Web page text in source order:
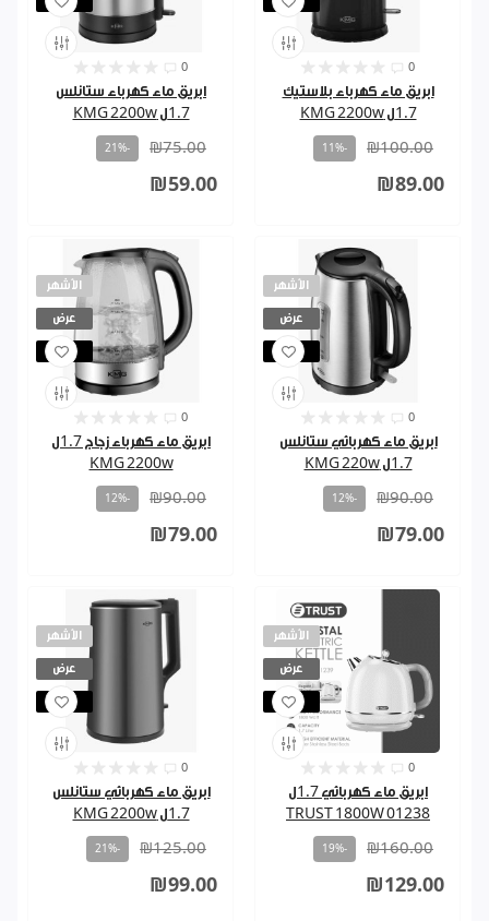
0
ابريق ماء كهرباء ستانلس
1.7ل KMG 2200w
₪75.00
-21%
₪59.00
0
ابريق ماء كهرباء بلاستيك
1.7ل KMG 2200w
₪100.00
-11%
₪89.00
الأشهر
عرض
مباع
0
ابريق ماء كهرباء زجاج 1.7ل
KMG 2200w
₪90.00
-12%
₪79.00
الأشهر
عرض
مباع
0
ابريق ماء كهربائي ستانلس
1.7ل KMG 220w
₪90.00
-12%
₪79.00
الأشهر
عرض
مباع
0
ابريق ماء كهربائي ستانلس
1.7ل KMG 2200w
₪125.00
-21%
₪99.00
الأشهر
عرض
مباع
0
ابريق ماء كهربائي 1.7ل
TRUST 1800W 01238
₪160.00
-19%
₪129.00